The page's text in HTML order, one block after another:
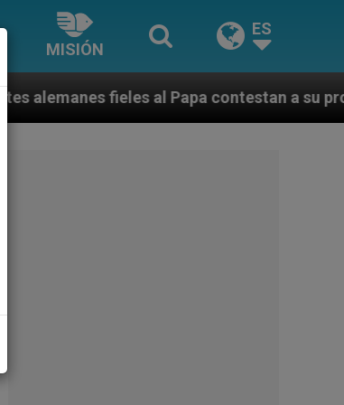
MISIÓN
ES
contestan a su propio obispo (y